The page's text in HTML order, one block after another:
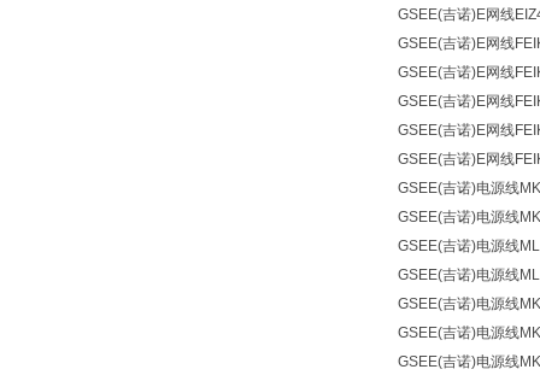
GSEE(吉诺)E网线
GSEE(吉诺)E网线
GSEE(吉诺)E网线
GSEE(吉诺)E网线
GSEE(吉诺)E网线
GSEE(吉诺)E网线
GSEE(吉诺)电源线
GSEE(吉诺)电源线
GSEE(吉诺)电源线
GSEE(吉诺)电源线
GSEE(吉诺)电源线
GSEE(吉诺)电源线
GSEE(吉诺)电源线